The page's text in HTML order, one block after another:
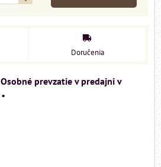
Doručenia
Osobné prevzatie v predajni v
•